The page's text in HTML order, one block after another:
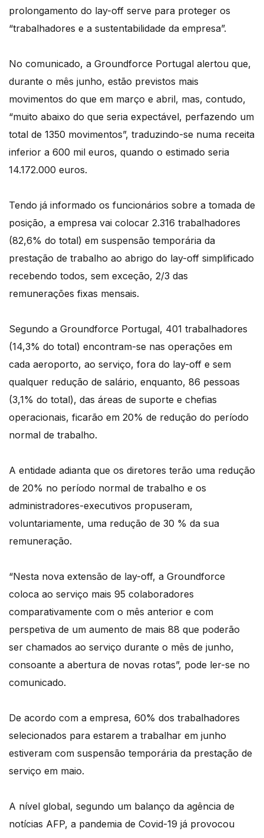
prolongamento do lay-off serve para proteger os
“trabalhadores e a sustentabilidade da empresa”.
No comunicado, a Groundforce Portugal alertou que,
durante o mês junho, estão previstos mais
movimentos do que em março e abril, mas, contudo,
“muito abaixo do que seria expectável, perfazendo um
total de 1350 movimentos”, traduzindo-se numa receita
inferior a 600 mil euros, quando o estimado seria
14.172.000 euros.
Tendo já informado os funcionários sobre a tomada de
posição, a empresa vai colocar 2.316 trabalhadores
(82,6% do total) em suspensão temporária da
prestação de trabalho ao abrigo do lay-off simplificado
recebendo todos, sem exceção, 2/3 das
remunerações fixas mensais.
Segundo a Groundforce Portugal, 401 trabalhadores
(14,3% do total) encontram-se nas operações em
cada aeroporto, ao serviço, fora do lay-off e sem
qualquer redução de salário, enquanto, 86 pessoas
(3,1% do total), das áreas de suporte e chefias
operacionais, ficarão em 20% de redução do período
normal de trabalho.
A entidade adianta que os diretores terão uma redução
de 20% no período normal de trabalho e os
administradores-executivos propuseram,
voluntariamente, uma redução de 30 % da sua
remuneração.
“Nesta nova extensão de lay-off, a Groundforce
coloca ao serviço mais 95 colaboradores
comparativamente com o mês anterior e com
perspetiva de um aumento de mais 88 que poderão
ser chamados ao serviço durante o mês de junho,
consoante a abertura de novas rotas”, pode ler-se no
comunicado.
De acordo com a empresa, 60% dos trabalhadores
selecionados para estarem a trabalhar em junho
estiveram com suspensão temporária da prestação de
serviço em maio.
A nível global, segundo um balanço da agência de
notícias AFP, a pandemia de Covid-19 já provocou